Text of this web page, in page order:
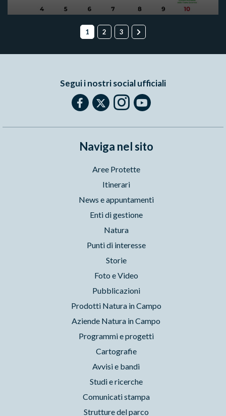
1 2 3
Segui i nostri social ufficiali
Naviga nel sito
Aree Protette
Itinerari
News e appuntamenti
Enti di gestione
Natura
Punti di interesse
Storie
Foto e Video
Pubblicazioni
Prodotti Natura in Campo
Aziende Natura in Campo
Programmi e progetti
Cartografie
Avvisi e bandi
Studi e ricerche
Comunicati stampa
Strutture del parco